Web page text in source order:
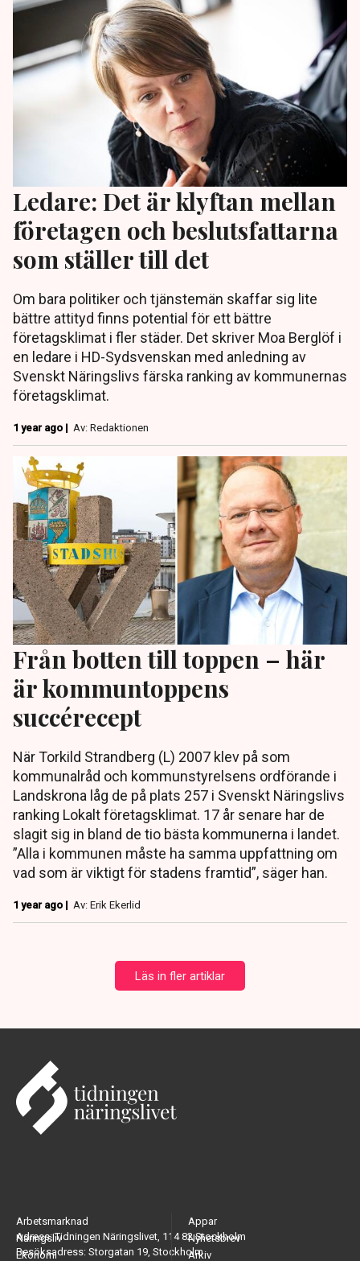
Ledare: Det är klyftan mellan
företagen och beslutsfattarna
som ställer till det
Om bara politiker och tjänstemän skaffar sig lite
bättre attityd finns potential för ett bättre
företagsklimat i fler städer. Det skriver Moa Berglöf i
en ledare i HD-Sydsvenskan med anledning av
Svenskt Näringslivs färska ranking av kommunernas
företagsklimat.
1 year ago | Av: Redaktionen
Från botten till toppen – här
är kommuntoppens
succérecept
När Torkild Strandberg (L) 2007 klev på som
kommunalråd och kommunstyrelsens ordförande i
Landskrona låg de på plats 257 i Svenskt Näringslivs
ranking Lokalt företagsklimat. 17 år senare har de
slagit sig in bland de tio bästa kommunerna i landet.
”Alla i kommunen måste ha samma uppfattning om
vad som är viktigt för stadens framtid”, säger han.
1 year ago | Av: Erik Ekerlid
Läs in fler artiklar
Adress: Tidningen Näringslivet, 114 82 Stockholm
Besöksadress: Storgatan 19, Stockholm
Arbetsmarknad
Näringsliv
Ekonomi
Appar
Nyhetsbrev
Arkiv